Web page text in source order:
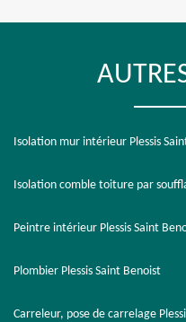
Isolation mur intérieur Plessis
Isolation comble toiture par
Peintre intérieur Plessis Saint
Plombier Plessis Saint Benoist
Carreleur, pose de carrelage